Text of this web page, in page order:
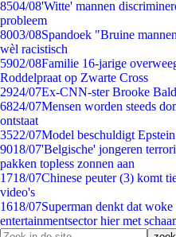
8504/08'Witte' mannen
probleem
8003/08Spandoek "Bruine
wèl racistisch
5902/08Familie 16-jarige
Roddelpraat op Zwarte Cross
2924/07Ex-CNN-ster Brooke
6824/07Mensen worden steeds
ontstaat
3522/07Model beschuldigt
9018/07'Belgische' jongeren
pakken topless zonnen aan
1718/07Chinese peuter (3) komt
video's
1618/07Superman denkt dat
entertainmentsector hier met